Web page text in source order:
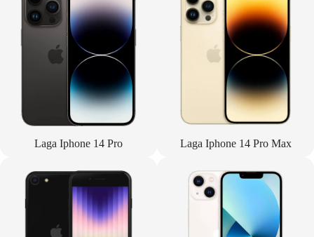
Laga Iphone 14 Pro Laga Iphone 14 Pro Max